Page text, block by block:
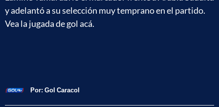
y adelantó a su selección muy temprano en el partido.
Vea la jugada de gol acá.
Por: Gol Caracol